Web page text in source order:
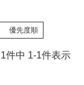
優先度順
1件中 1-1件表示